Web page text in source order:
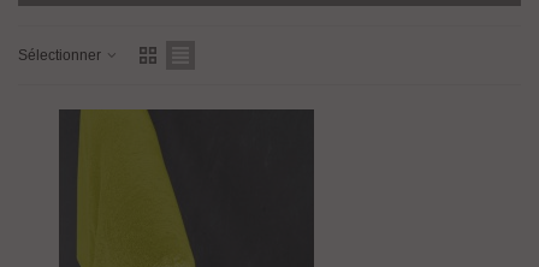
Sélectionner